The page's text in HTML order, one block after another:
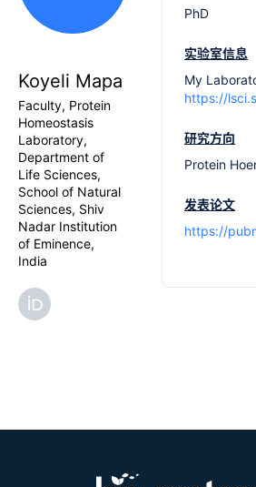
Koyeli Mapa
Faculty, Protein
Homeostasis
Laboratory,
Department of
Life Sciences,
School of Natural
Sciences, Shiv
Nadar Institution
of Eminence,
India
PhD
实验室信息
My
https://
研究方向
Protein
发表论文
https://